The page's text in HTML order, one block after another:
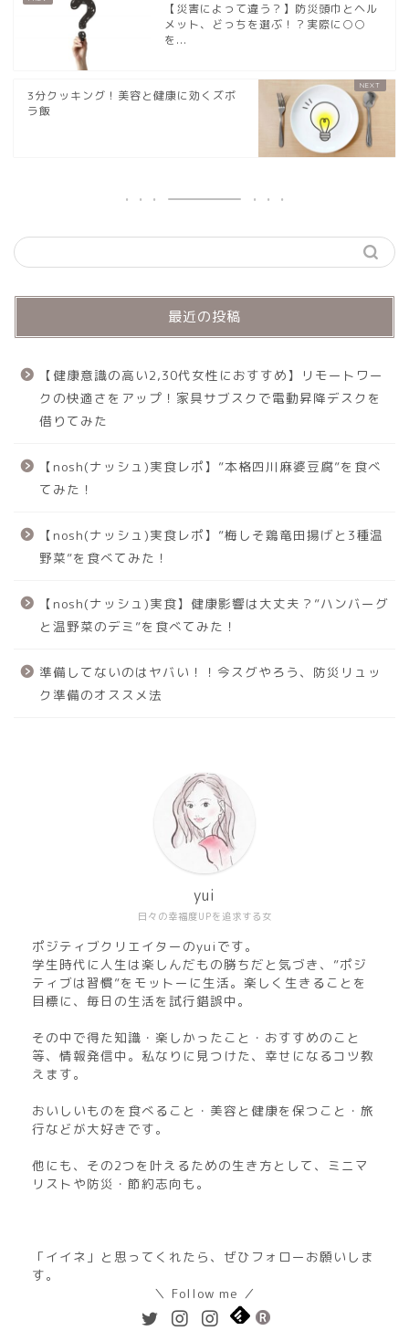
【災害によって違う？】防災頭巾とヘル
メット、どっちを選ぶ！？実際に○○
を...
3分クッキング！美容と健康に効くズボ
ラ飯
最近の投稿
【健康意識の高い2,30代女性におすすめ】リモートワー
クの快適さをアップ！家具サブスクで電動昇降デスクを
借りてみた
【nosh(ナッシュ)実食レポ】”本格四川麻婆豆腐”を食べ
てみた！
【nosh(ナッシュ)実食レポ】”梅しそ鶏竜田揚げと3種温
野菜”を食べてみた！
【nosh(ナッシュ)実食】健康影響は大丈夫？”ハンバーグ
と温野菜のデミ”を食べてみた！
準備してないのはヤバい！！今スグやろう、防災リュッ
ク準備のオススメ法
日々の幸福度UPを追求する女
yui
ポジティブクリエイターのyuiです。
学生時代に人生は楽しんだもの勝ちだと気づき、”ポジ
ティブは習慣”をモットーに生活。楽しく生きることを
目標に、毎日の生活を試行錯誤中。
その中で得た知識・楽しかったこと・おすすめのこと
等、情報発信中。私なりに見つけた、幸せになるコツ教
えます。
おいしいものを食べること・美容と健康を保つこと・旅
行などが大好きです。
他にも、その2つを叶えるための生き方として、ミニマ
リストや防災・節約志向も。
「イイネ」と思ってくれたら、ぜひフォローお願いしま
す。
＼ Follow me ／